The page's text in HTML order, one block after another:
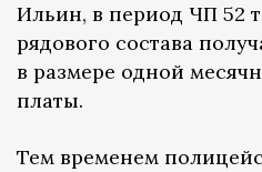
Ильин, в период ЧП 52
рядового состава
в размере одной
платы.
Тем временем